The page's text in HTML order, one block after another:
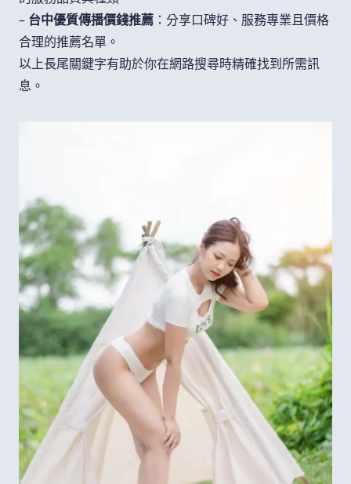
– 台中優質傳播價錢推薦 ：分享口碑好、服務專業且價格
合理的推薦名單。
以上長尾關鍵字有助於你在網路搜尋時精確找到所需訊
息。